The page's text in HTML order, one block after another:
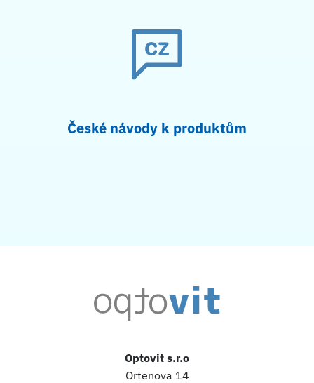
České návody k produktům
Optovit s.r.o
Ortenova 14